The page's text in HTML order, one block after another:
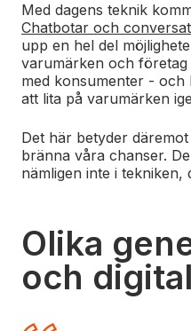
Med dagens teknik
Chatbotar och
upp en hel del
varumärken och
med konsumenter - och
att lita på varumärken
Det här betyder
bränna våra chanser.
nämligen inte i tekniken,
Olika
och